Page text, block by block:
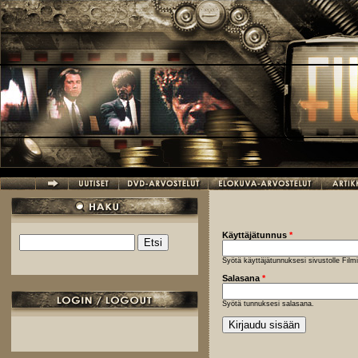
Hyppää pääsisältöön
Hakulomake
Käyttäjätunnus *
Syötä käyttäjätunnuksesi sivustolle
Salasana *
Syötä tunnuksesi salasana.